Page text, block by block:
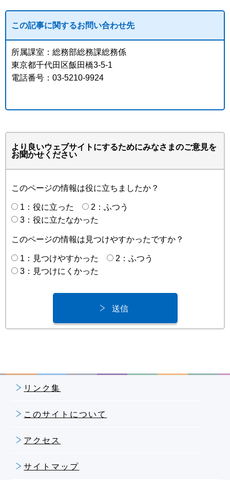
この記事に関するお問い合わせ先
所属課室：総務部総務課総務係
東京都千代田区飯田橋3-5-1
電話番号：03-5210-9924
より良いウェブサイトにするためにみなさまのご意見を
お聞かせください
このページの情報は役に立ちましたか？
1：役に立った
2：ふつう
3：役に立たなかった
このページの情報は見つけやすかったですか？
1：見つけやすかった
2：ふつう
3：見つけにくかった
リンク集
このサイトについて
アクセス
サイトマップ